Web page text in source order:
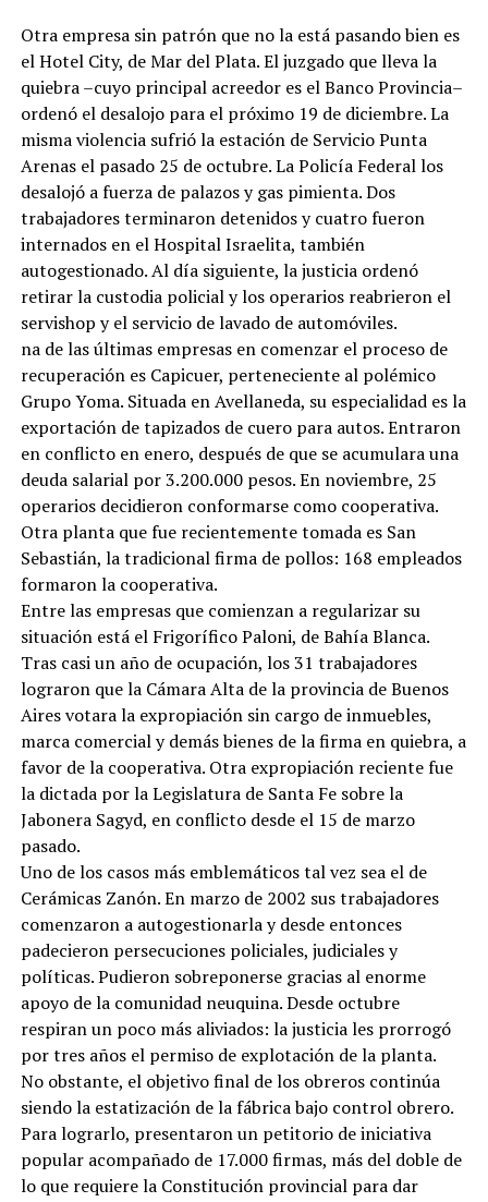
Otra empresa sin patrón que no la está pasando bien es
el Hotel City, de Mar del Plata. El juzgado que lleva la
quiebra –cuyo principal acreedor es el Banco Provincia–
ordenó el desalojo para el próximo 19 de diciembre. La
misma violencia sufrió la estación de Servicio Punta
Arenas el pasado 25 de octubre. La Policía Federal los
desalojó a fuerza de palazos y gas pimienta. Dos
trabajadores terminaron detenidos y cuatro fueron
internados en el Hospital Israelita, también
autogestionado. Al día siguiente, la justicia ordenó
retirar la custodia policial y los operarios reabrieron el
servishop y el servicio de lavado de automóviles.
na de las últimas empresas en comenzar el proceso de
recuperación es Capicuer, perteneciente al polémico
Grupo Yoma. Situada en Avellaneda, su especialidad es la
exportación de tapizados de cuero para autos. Entraron
en conflicto en enero, después de que se acumulara una
deuda salarial por 3.200.000 pesos. En noviembre, 25
operarios decidieron conformarse como cooperativa.
Otra planta que fue recientemente tomada es San
Sebastián, la tradicional firma de pollos: 168 empleados
formaron la cooperativa.
Entre las empresas que comienzan a regularizar su
situación está el Frigorífico Paloni, de Bahía Blanca.
Tras casi un año de ocupación, los 31 trabajadores
lograron que la Cámara Alta de la provincia de Buenos
Aires votara la expropiación sin cargo de inmuebles,
marca comercial y demás bienes de la firma en quiebra, a
favor de la cooperativa. Otra expropiación reciente fue
la dictada por la Legislatura de Santa Fe sobre la
Jabonera Sagyd, en conflicto desde el 15 de marzo
pasado.
Uno de los casos más emblemáticos tal vez sea el de
Cerámicas Zanón. En marzo de 2002 sus trabajadores
comenzaron a autogestionarla y desde entonces
padecieron persecuciones policiales, judiciales y
políticas. Pudieron sobreponerse gracias al enorme
apoyo de la comunidad neuquina. Desde octubre
respiran un poco más aliviados: la justicia les prorrogó
por tres años el permiso de explotación de la planta.
No obstante, el objetivo final de los obreros continúa
siendo la estatización de la fábrica bajo control obrero.
Para lograrlo, presentaron un petitorio de iniciativa
popular acompañado de 17.000 firmas, más del doble de
lo que requiere la Constitución provincial para dar